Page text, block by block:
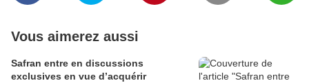
Vous aimerez aussi
Safran entre en discussions
exclusives en vue d’acquérir